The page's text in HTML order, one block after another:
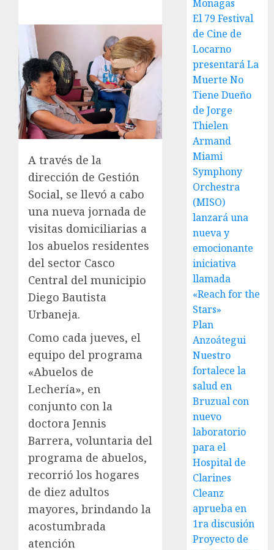
A través de la
dirección de Gestión
Social, se llevó a cabo
una nueva jornada de
visitas domiciliarias a
los abuelos residentes
del sector Casco
Central del municipio
Diego Bautista
Urbaneja.
Como cada jueves, el
equipo del programa
«Abuelos de
Lechería», en
conjunto con la
doctora Jennis
Barrera, voluntaria del
programa de abuelos,
recorrió los hogares
de diez adultos
mayores, brindando la
acostumbrada
atención
Monagas
El 79 Festival
de Cine de
Locarno
presentará La
Muerte No
Tiene Dueño
de Jorge
Thielen
Armand
Miami
Symphony
Orchestra
(MISO)
lanzará una
nueva y
emocionante
iniciativa
llamada
«Reach for the
Stars»
Plan
Anzoátegui
Nuestro
fortalece la
salud en
Bruzual con
nuevo
laboratorio
para el
Hospital de
Clarines
Cleanz
aprueba en
1ra discusión
Proyecto de